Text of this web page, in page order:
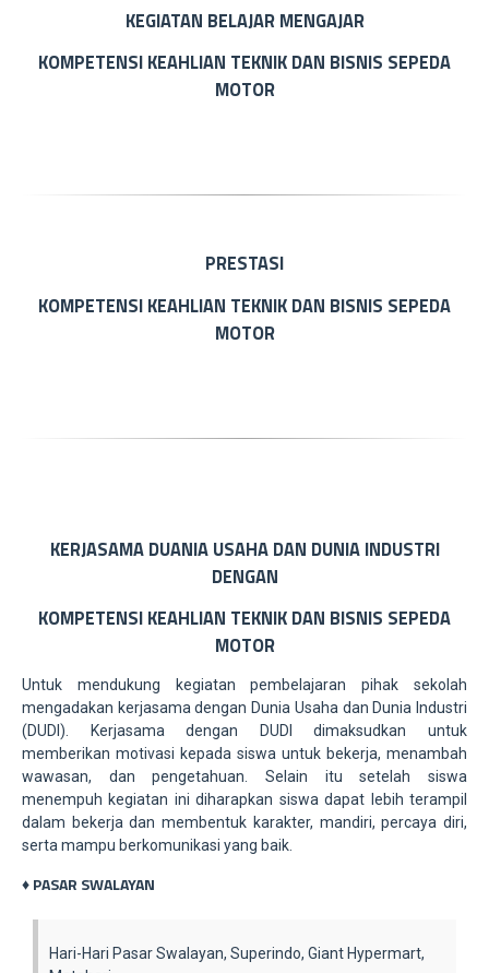
KEGIATAN BELAJAR MENGAJAR
KOMPETENSI KEAHLIAN TEKNIK DAN BISNIS SEPEDA
MOTOR
PRESTASI
KOMPETENSI KEAHLIAN TEKNIK DAN BISNIS SEPEDA
MOTOR
KERJASAMA DUANIA USAHA DAN DUNIA INDUSTRI
DENGAN
KOMPETENSI KEAHLIAN TEKNIK DAN BISNIS SEPEDA
MOTOR
Untuk mendukung kegiatan pembelajaran pihak sekolah
mengadakan kerjasama dengan Dunia Usaha dan Dunia Industri
(DUDI). Kerjasama dengan DUDI dimaksudkan untuk
memberikan motivasi kepada siswa untuk bekerja, menambah
wawasan, dan pengetahuan. Selain itu setelah siswa
menempuh kegiatan ini diharapkan siswa dapat lebih terampil
dalam bekerja dan membentuk karakter, mandiri, percaya diri,
serta mampu berkomunikasi yang baik.
♦ PASAR SWALAYAN
Hari-Hari Pasar Swalayan, Superindo, Giant Hypermart,